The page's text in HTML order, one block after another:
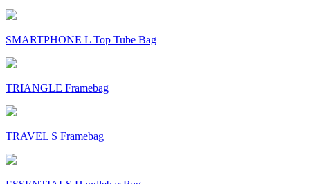
SMARTPHONE L Top Tube Bag
TRIANGLE Framebag
TRAVEL S Framebag